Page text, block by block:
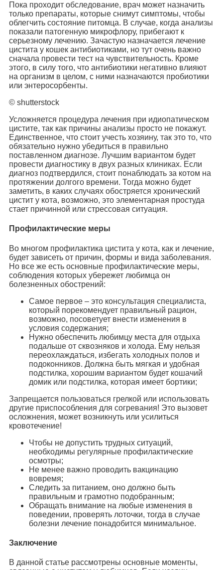
Пока проходит обследование, врач может назначить
только препараты, которые снимут симптомы, чтобы
облегчить состояние питомца. В случае, когда анализы
показали патогенную микрофлору, прибегают к
серьезному лечению. Зачастую назначается лечение
цистита у кошек антибиотиками, но тут очень важно
сначала провести тест на чувствительность. Кроме
этого, в силу того, что антибиотики негативно влияют
на организм в целом, с ними назначаются пробиотики
или энтеросорбенты.
© shutterstock
Усложняется процедура лечения при идиопатическом
цистите, так как причины анализы просто не покажут.
Единственное, что стоит учесть хозяину, так это то, что
обязательно нужно убедиться в правильно
поставленном диагнозе. Лучшим вариантом будет
провести диагностику в двух разных клиниках. Если
диагноз подтвердился, стоит понаблюдать за котом на
протяжении долгого времени. Тогда можно будет
заметить, в каких случаях обостряется хронический
цистит у кота, возможно, это элементарная простуда
стает причинной или стрессовая ситуация.
Профилактические меры
Во многом профилактика цистита у кота, как и лечение,
будет зависеть от причин, формы и вида заболевания.
Но все же есть основные профилактические меры,
соблюдения которых убережет любимца он
болезненных обострений:
Самое первое – это консультация специалиста,
который порекомендует правильный рацион,
возможно, посоветует внести изменения в
условия содержания;
Нужно обеспечить любимцу места для отдыха
подальше от сквозняков и холода. Ему нельзя
переохлаждаться, избегать холодных полов и
подоконников. Должна быть мягкая и удобная
подстилка, хорошим вариантом будет кошачий
домик или подстилка, которая имеет бортики;
Запрещается пользоваться грелкой или использовать
другие приспособления для согревания! Это вызовет
осложнения, может возникнуть или усилиться
кровотечение!
Чтобы не допустить трудных ситуаций,
необходимы регулярные профилактические
осмотры;
Не менее важно проводить вакцинацию
вовремя;
Следить за питанием, оно должно быть
правильным и грамотно подобранным;
Обращать внимание на любые изменения в
поведении, проверять лоточки, тогда в случае
болезни лечение понадобится минимальное.
Заключение
В данной статье рассмотрены основные моменты,